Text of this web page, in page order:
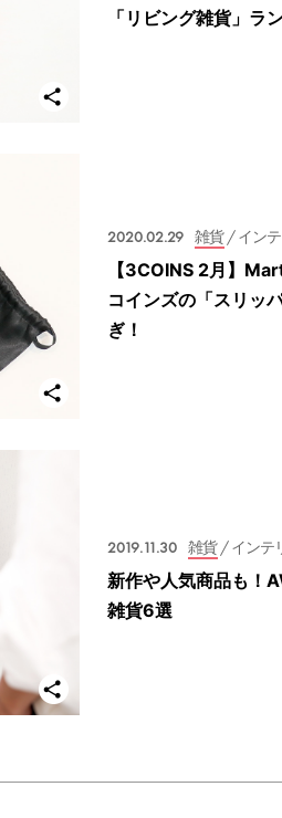
「リビング雑貨」ラ
2020.02.29 雑貨 / イン
【3COINS 2月】
コインズの「スリッ
ぎ！
2019.11.30 雑貨/ インテ
新作や人気商品も！
雑貨6選